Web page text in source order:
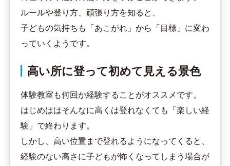
ルールや登り方、頑張り方を知ると、
子どもの気持ちも「あこがれ」から「目標」に変わ
っていくようです。
高い所に登って初めて見える景色
体験教室も何回か経験することがオススメです。
はじめははそんなに高くは登れなくても「楽しい経
験」で終わります。
しかし、高い位置まで登れるようになってくると、
経験のない高さに子どもが怖くなってしまう場合が